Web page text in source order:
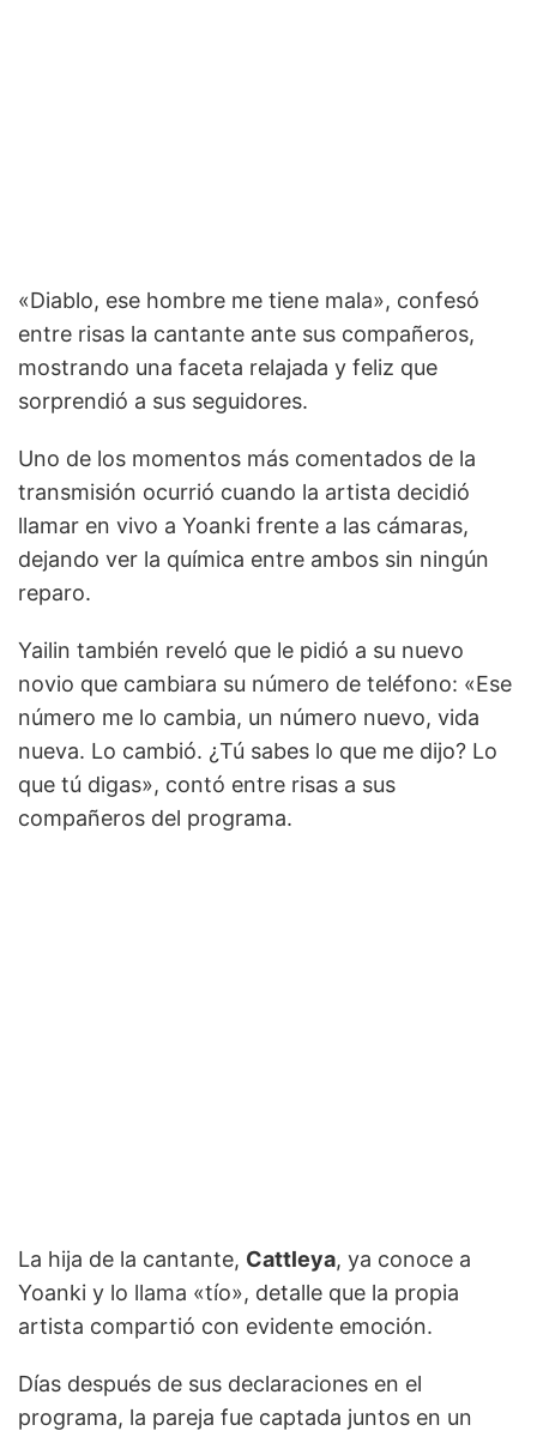
«Diablo, ese hombre me tiene mala», confesó
entre risas la cantante ante sus compañeros,
mostrando una faceta relajada y feliz que
sorprendió a sus seguidores.
Uno de los momentos más comentados de la
transmisión ocurrió cuando la artista decidió
llamar en vivo a Yoanki frente a las cámaras,
dejando ver la química entre ambos sin ningún
reparo.
Yailin también reveló que le pidió a su nuevo
novio que cambiara su número de teléfono: «Ese
número me lo cambia, un número nuevo, vida
nueva. Lo cambió. ¿Tú sabes lo que me dijo? Lo
que tú digas», contó entre risas a sus
compañeros del programa.
La hija de la cantante, Cattleya, ya conoce a
Yoanki y lo llama «tío», detalle que la propia
artista compartió con evidente emoción.
Días después de sus declaraciones en el
programa, la pareja fue captada juntos en un